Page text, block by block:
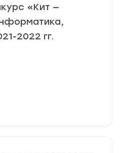
«Кит —
2022 гг.